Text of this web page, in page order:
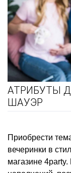
АТРИБУТЫ
ШАУЭР
Приобрести
вечеринки в
магазине